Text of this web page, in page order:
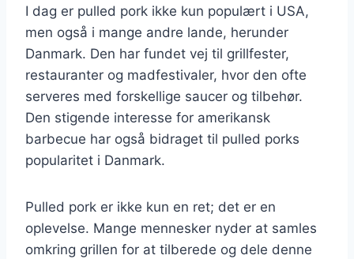
I dag er pulled pork ikke kun populært i USA,
men også i mange andre lande, herunder
Danmark. Den har fundet vej til grillfester,
restauranter og madfestivaler, hvor den ofte
serveres med forskellige saucer og tilbehør.
Den stigende interesse for amerikansk
barbecue har også bidraget til pulled porks
popularitet i Danmark.
Pulled pork er ikke kun en ret; det er en
oplevelse. Mange mennesker nyder at samles
omkring grillen for at tilberede og dele denne